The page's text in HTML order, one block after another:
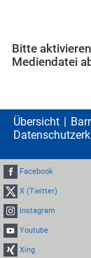
Bitte
Mediendatei
Übersicht
Facebook
X (Twitter)
Instagram
Youtube
Xing